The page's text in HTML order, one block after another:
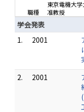
東京電機大
職種
准教授
学会発表
1.
2001
2.
2001